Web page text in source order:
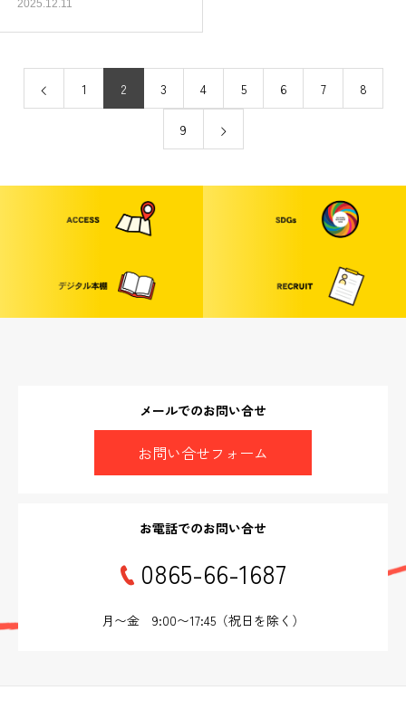
2025.12.11
1 2 3 4 5 6 7 8
9
メールでのお問い合せ
お問い合せフォーム
お電話でのお問い合せ
0865-66-1687
月〜金 9:00〜17:45（祝日を除く）